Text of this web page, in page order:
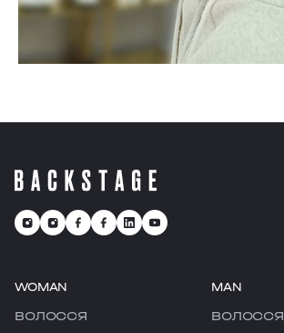
WOMAN
ВОЛОССЯ
MAN
ВОЛОССЯ